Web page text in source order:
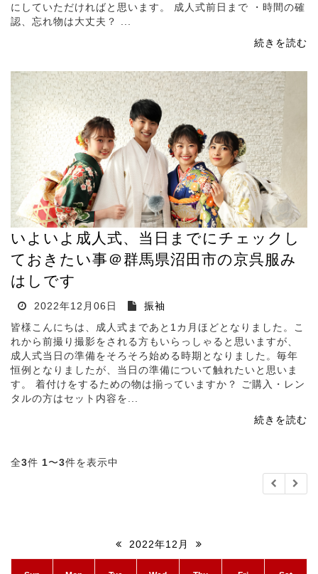
2022年12月
にしていただければと思います。 成人式前日まで ・時間の確
認、忘れ物は大丈夫？ ...
続きを読む
いよいよ成人式、当日までにチェックし
ておきたい事＠群馬県沼田市の京呉服み
はしです
2022年12月06日
振袖
皆様こんにちは、成人式まであと1カ月ほどとなりました。こ
れから前撮り撮影をされる方もいらっしゃると思いますが、
成人式当日の準備をそろそろ始める時期となりました。毎年
恒例となりましたが、当日の準備について触れたいと思いま
す。 着付けをするための物は揃っていますか？ ご購入・レン
タルの方はセット内容を...
続きを読む
全3件 1〜3件を表示中